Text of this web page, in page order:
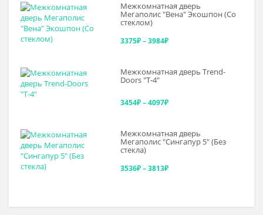
3375₽
Межкомнатная дверь
Мегаполис "Вена" Экошпон (Со
стеклом)
3375₽–3984₽Диапазон
3375₽
Межкомнатная дверь Trend-
Doоrs "Т-4"
3454₽–4097₽Диапазон
3454₽
Межкомнатная дверь
Мегаполис "Сингапур 5" (Без
стекла)
3536₽–3813₽Диапазон